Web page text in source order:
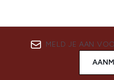
MELD JE AAN